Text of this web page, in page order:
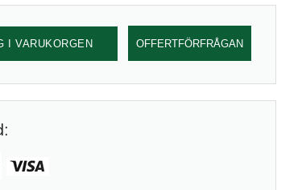
I VARUKORGEN OFFERTFÖRFRÅGAN